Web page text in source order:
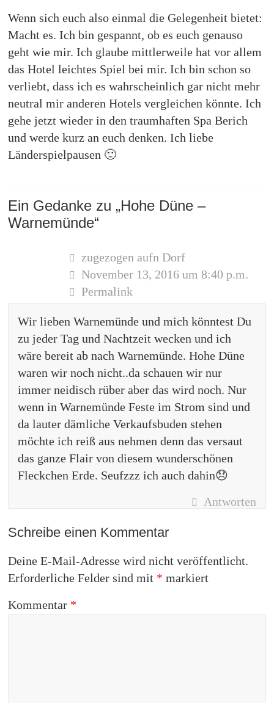
Wenn sich euch also einmal die Gelegenheit bietet:
Macht es. Ich bin gespannt, ob es euch genauso
geht wie mir. Ich glaube mittlerweile hat vor allem
das Hotel leichtes Spiel bei mir. Ich bin schon so
verliebt, dass ich es wahrscheinlich gar nicht mehr
neutral mir anderen Hotels vergleichen könnte. Ich
gehe jetzt wieder in den traumhaften Spa Berich
und werde kurz an euch denken. Ich liebe
Länderspielpausen 🙂
Ein Gedanke zu „Hohe Düne –
Warnemünde“
zugezogen aufn Dorf
November 13, 2016 um 8:40 p.m.
Permalink
Wir lieben Warnemünde und mich könntest Du
zu jeder Tag und Nachtzeit wecken und ich
wäre bereit ab nach Warnemünde. Hohe Düne
waren wir noch nicht..da schauen wir nur
immer neidisch rüber aber das wird noch. Nur
wenn in Warnemünde Feste im Strom sind und
da lauter dämliche Verkaufsbuden stehen
möchte ich reiß aus nehmen denn das versaut
das ganze Flair von diesem wunderschönen
Fleckchen Erde. Seufzzz ich auch dahin😞
Antworten
Schreibe einen Kommentar
Deine E-Mail-Adresse wird nicht veröffentlicht.
Erforderliche Felder sind mit * markiert
Kommentar *